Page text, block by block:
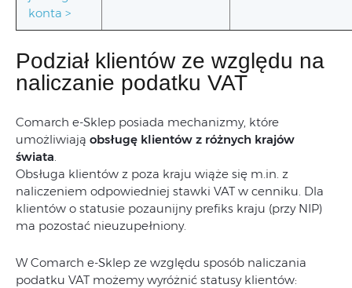
konta >
Podział klientów ze względu na
naliczanie podatku VAT
Comarch e-Sklep posiada mechanizmy, które
umożliwiają obsługę klientów z różnych krajów
świata.
Obsługa klientów z poza kraju wiąże się m.in. z
naliczeniem odpowiedniej stawki VAT w cenniku. Dla
klientów o statusie pozaunijny prefiks kraju (przy NIP)
ma pozostać nieuzupełniony.
W Comarch e-Sklep ze względu sposób naliczania
podatku VAT możemy wyróżnić statusy klientów: